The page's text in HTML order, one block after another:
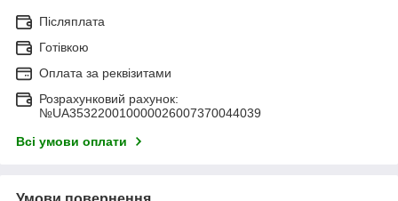
Післяплата
Готівкою
Оплата за реквізитами
Розрахунковий рахунок:
№UA353220010000026007370044039
Всі умови оплати